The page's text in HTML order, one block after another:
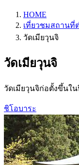
HOME
เที่ยวชมสถานที่
วัดเมียวุนจิ
วัดเมียวุนจิ
วัดเมียวุนจิก่อตั้งขึ้นใน
ชิโอบาระ